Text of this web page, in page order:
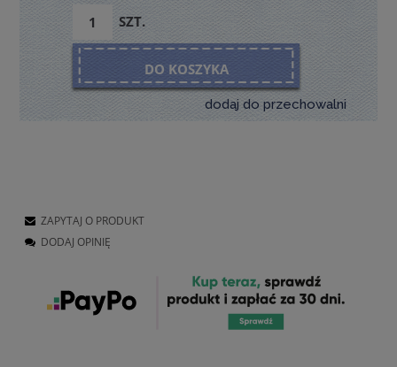
SZT.
DO KOSZYKA
dodaj do przechowalni
ZAPYTAJ O PRODUKT
DODAJ OPINIĘ